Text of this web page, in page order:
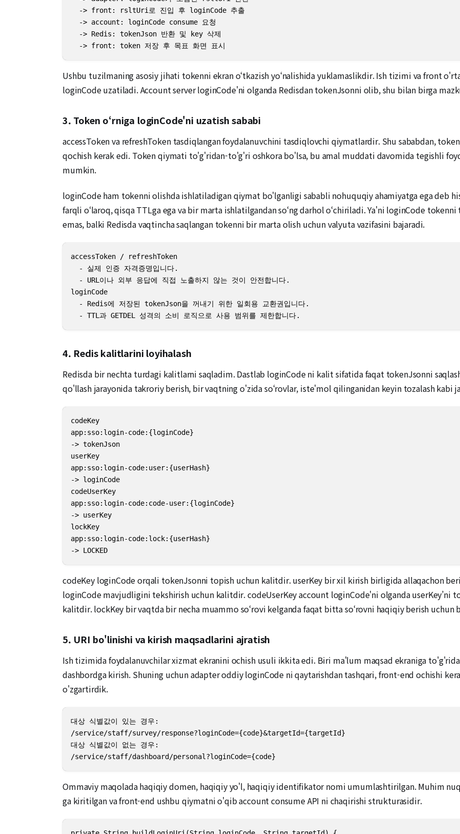
  -> front: rsltUri로 진입 후 loginCode 추출
  -> account: loginCode consume 요청
  -> Redis: tokenJson 반환 및 key 삭제
  -> front: token 저장 후 목표 화면 표시
Ushbu tuzilmaning asosiy jihati tokenni ekran o‘tkazish yo‘nalishida yuklamaslikdir. Ish tizimi va front
loginCode uzatiladi. Account server loginCode'ni olganda Redisdan tokenJsonni olib, shu bilan birga
3. Token o‘rniga loginCode'ni uzatish sababi
accessToken va refreshToken tasdiqlangan foydalanuvchini tasdiqlovchi qiymatlardir. Shu sababdan,
qochish kerak edi. Token qiymati to'g'ridan-to'g'ri oshkora bo'lsa, bu amal muddati davomida tegishli
mumkin.
loginCode ham tokenni olishda ishlatiladigan qiymat bo'lganligi sababli nohuquqiy ahamiyatga ega deb
farqli o‘laroq, qisqa TTLga ega va bir marta ishlatilgandan so‘ng darhol o‘chiriladi. Ya'ni loginCode
emas, balki Redisda vaqtincha saqlangan tokenni bir marta olish uchun valyuta vazifasini bajaradi.
accessToken / refreshToken
  - 실제 인증 자격증명입니다.
  - URL이나 외부 응답에 직접 노출하지 않는 것이 안전합니다.
loginCode
  - Redis에 저장된 tokenJson을 꺼내기 위한 일회용 교환권입니다.
  - TTL과 GETDEL 성격의 소비 로직으로 사용 범위를 제한합니다.
4. Redis kalitlarini loyihalash
Redisda bir nechta turdagi kalitlarni saqladim. Dastlab loginCode ni kalit sifatida faqat tokenJsonni
qo'llash jarayonida takroriy berish, bir vaqtning o'zida so‘rovlar, iste'mol qilinganidan keyin tozalash kabi
codeKey
app:sso:login-code:{loginCode}
-> tokenJson
userKey
app:sso:login-code:user:{userHash}
-> loginCode
codeUserKey
app:sso:login-code:code-user:{loginCode}
-> userKey
lockKey
app:sso:login-code:lock:{userHash}
-> LOCKED
codeKey loginCode orqali tokenJsonni topish uchun kalitdir. userKey bir xil kirish birligida allaqachon
loginCode mavjudligini tekshirish uchun kalitdir. codeUserKey account loginCode'ni olganda userKey’ni
kalitdir. lockKey bir vaqtda bir necha muammo so‘rovi kelganda faqat bitta so‘rovni haqiqiy berish uchun
5. URI bo'linishi va kirish maqsadlarini ajratish
Ish tizimida foydalanuvchilar xizmat ekranini ochish usuli ikkita edi. Biri ma'lum maqsad ekraniga
dashbordga kirish. Shuning uchun adapter oddiy loginCode ni qaytarishdan tashqari, front-end ochishi
o'zgartirdik.
대상 식별값이 있는 경우:
/service/staff/survey/response?loginCode={code}&targetId={targetId}
대상 식별값이 없는 경우:
/service/staff/dashboard/personal?loginCode={code}
Ommaviy maqolada haqiqiy domen, haqiqiy yo'l, haqiqiy identifikator nomi umumlashtirilgan. Muhim
ga kiritilgan va front-end ushbu qiymatni o'qib account consume API ni chaqirishi strukturasidir.